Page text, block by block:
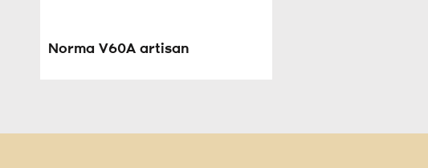
Norma V60A artisan